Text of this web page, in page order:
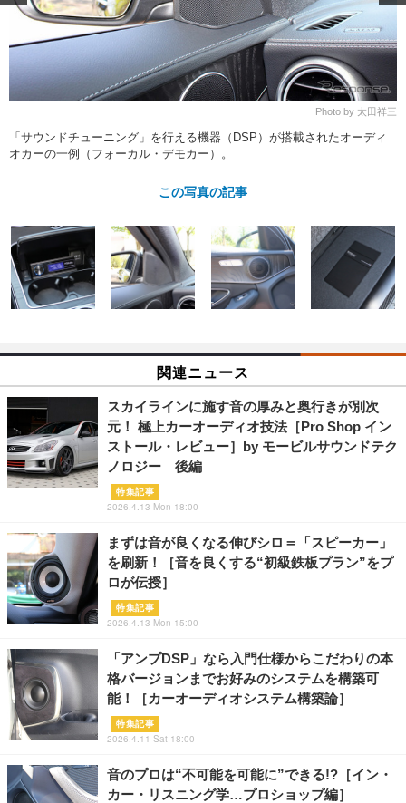
鈑金・塗装
ヘッドライト磨き コーティング
フィルム・ラッピング
小キズ直し 防錆
特集記事
ストップ 不具合修理＆粗悪修理
カーメーカー「旧車」関連プロジェ
クト
ショップ紹介
ショップレポート プロショップ検索
レストア
カーメーカー「旧車」関連プロジ
ェクト
コラム
イベント
Photo by 太田祥三
「サウンドチューニング」を行える機器（DSP）が搭載されたオーディ
オカーの一例（フォーカル・デモカー）。
この写真の記事
関連ニュース
スカイラインに施す音の厚みと奥行きが別次
元！ 極上カーオーディオ技法［Pro Shop イン
ストール・レビュー］by モービルサウンドテク
ノロジー 後編
特集記事
2026.4.13 Mon 18:00
まずは音が良くなる伸びシロ＝「スピーカー」
を刷新！［音を良くする“初級鉄板プラン”をプ
ロが伝授］
特集記事
2026.4.13 Mon 15:00
「アンプDSP」なら入門仕様からこだわりの本
格バージョンまでお好みのシステムを構築可
能！［カーオーディオシステム構築論］
特集記事
2026.4.11 Sat 18:00
音のプロは“不可能を可能に”できる!?［イン・
カー・リスニング学…プロショップ編］